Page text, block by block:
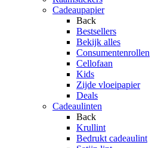
Cadeaupapier
Back
Bestsellers
Bekijk alles
Consumentenrollen
Cellofaan
Kids
Zijde vloeipapier
Deals
Cadeaulinten
Back
Krullint
Bedrukt cadeaulint